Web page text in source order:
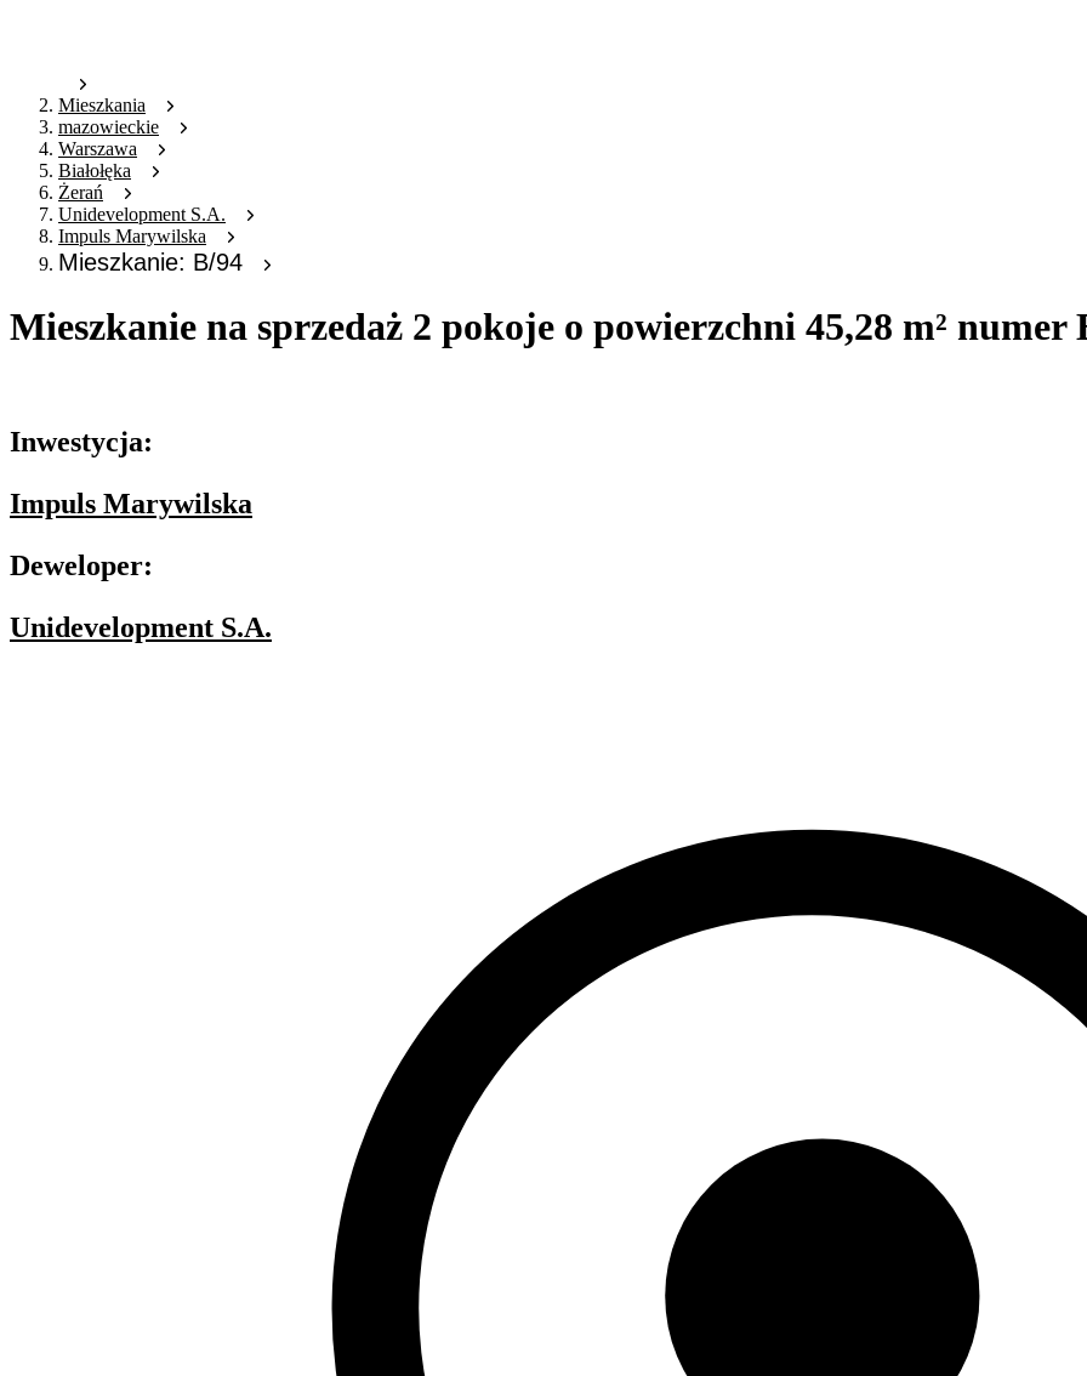
Mieszkania
mazowieckie
Warszawa
Białołęka
Żerań
Unidevelopment S.A.
Impuls Marywilska
Mieszkanie: B/94
Mieszkanie na sprzedaż 2 pokoje o powierzchni 45,28 m² numer
Inwestycja:
Impuls Marywilska
Deweloper:
Unidevelopment S.A.